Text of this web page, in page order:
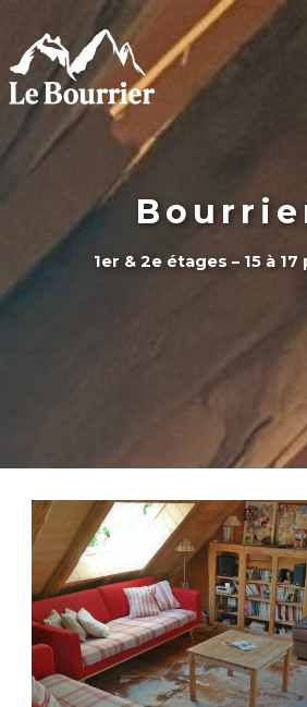
contenu
1er & 2e étages – 15 à